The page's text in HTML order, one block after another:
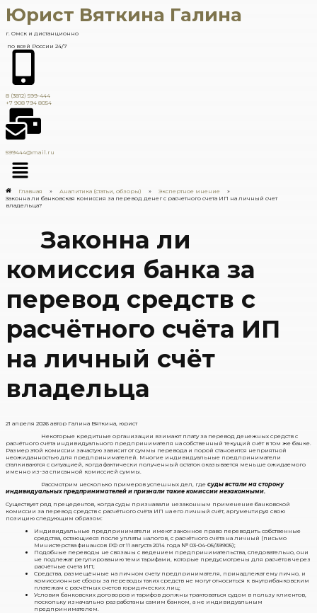
Юрист Вяткина Галина
г. Омск и дистанционно
по всей России 24/7
8 (3812) 599-444
+7 908 794 8054
599444@mail.ru
Главная » Аналитика (статьи, обзоры) » Экспертное мнение
»
Законна ли банковская комиссия за перевод денег с расчетного счета ИП на личный счет
владельца?
Законна ли
комиссия банка за
перевод средств с
расчётного счёта ИП
на личный счёт
владельца
21 апреля 2026 автор Галина Вяткина, юрист
Некоторые кредитные организации взимают плату за перевод денежных средств с
расчётного счёта индивидуального предпринимателя на собственный текущий счёт в том же банке.
Размер этой комиссии зачастую зависит от суммы перевода и порой становится неприятной
неожиданностью для предпринимателей. Многие индивидуальные предприниматели
сталкиваются с ситуацией, когда фактически полученный остаток оказывается меньше ожидаемого
именно из-за списанной комиссией суммы.
Рассмотрим несколько примеров успешных дел, где суды встали на сторону
индивидуальных предпринимателей и признали такие комиссии незаконными.
Существует ряд прецедентов, когда суды признавали незаконным применение банковской
комиссии за перевод средств с расчётного счёта ИП на его личный счёт, аргументируя свою
позицию следующим образом:
Индивидуальные предприниматели имеют законное право переводить собственные
средства, остающиеся после уплаты налогов, с расчётного счёта на личный (письмо
Министерства финансов РФ от 11 августа 2014 года № 03-04-05/39905);
Подобные переводы не связаны с ведением предпринимательства, следовательно, они
не подлежат регулированию теми тарифами, которые предусмотрены для расчётов через
расчётные счета ИП;
Средства, размещённые на личном счету предпринимателя, принадлежат ему лично, и
комиссионные сборы за переводы таких средств не могут относиться к внутрибанковским
платежам с расчётных счетов юридических лиц;
Условия банковских договоров и тарифов должны трактоваться судом в пользу клиентов,
поскольку изначально разработаны самим банком, а не индивидуальным
предпринимателем.